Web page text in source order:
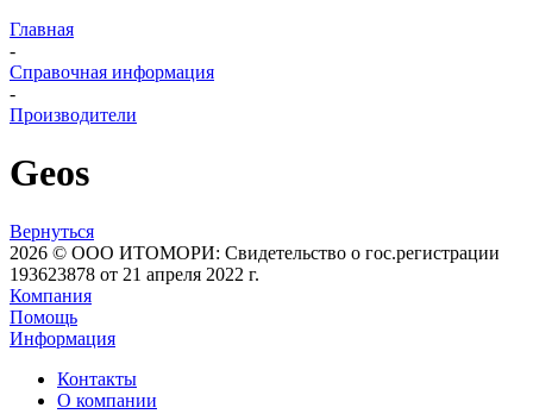
Главная
-
Справочная информация
-
Производители
Geos
Вернуться
2026 © ООО ИТОМОРИ: Свидетельство о гос.регистрации
193623878 от 21 апреля 2022 г.
Компания
Помощь
Информация
Контакты
О компании